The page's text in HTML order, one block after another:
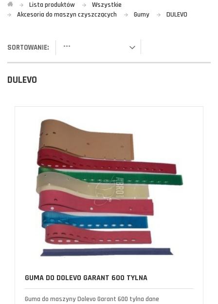
Lista produktów
Wszystkie
Akcesoria do maszyn czyszczących
Gumy DULEVO
SORTOWANIE: ---
DULEVO
GUMA DO DOLEVO GARANT 600 TYLNA
Guma do maszyny Dolevo Garant 600 tylna dane